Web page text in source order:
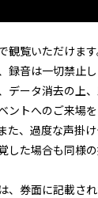
観覧いただけます
録音は一切禁止
データ消去の上
ントへのご来場
た、過度な声掛
した場合も同様
、券面に記載さ